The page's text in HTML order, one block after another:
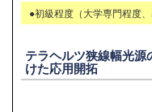
●初級程度（大学専門程度、
テラヘルツ狭線幅光
けた応用開拓